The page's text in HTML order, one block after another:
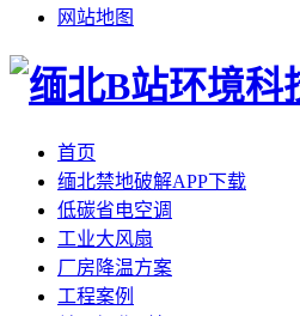
网站地图
首页
缅北禁地破解APP下载
低碳省电空调
工业大风扇
厂房降温方案
工程案例